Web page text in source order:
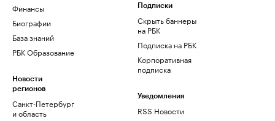
Финансы
Биографии
База знаний
РБК Образование
Новости
регионов
Санкт-Петербург
и область
Подписки
Скрыть баннеры
на РБК
Подписка на РБК
Корпоративная
подписка
Уведомления
RSS Новости